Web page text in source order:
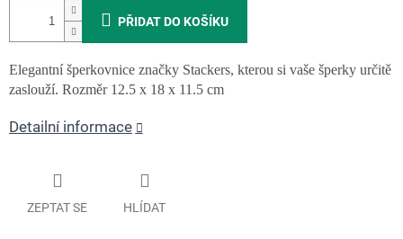
PŘIDAT DO KOŠÍKU
Elegantní šperkovnice značky Stackers, kterou si vaše šperky určitě
zaslouží. Rozměr 12.5 x 18 x 11.5 cm
Detailní informace
ZEPTAT SE HLÍDAT